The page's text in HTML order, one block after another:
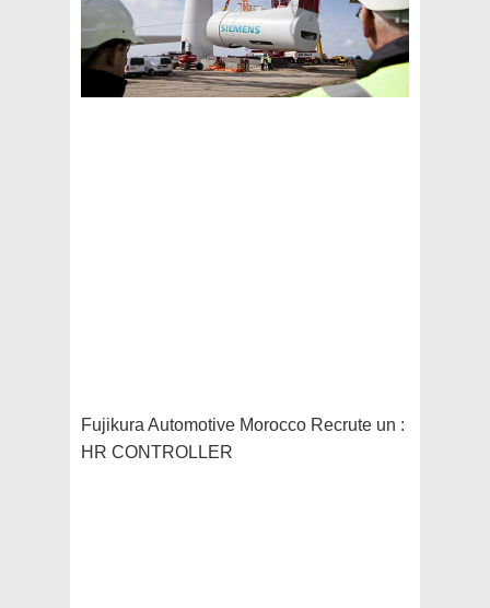
Fujikura Automotive Morocco Recrute un :
HR CONTROLLER